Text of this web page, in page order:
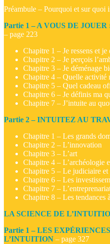
Préambule – Pourquoi et sur quoi
Partie 1 – A VOUS DE
– page 223
Chapitre 1 – Je ressens et je
Chapitre 2 – Je perçois
Chapitre 3 – Je déménage
Chapitre 4 – Quelle activité
Chapitre 5 – Quel cadeau
Chapitre 6 – Je définis ma
Chapitre 7 – J’intuite au
Partie 2 – INTUITEZ AU
Chapitre 1 – Les grands
Chapitre 2 – L’innovation
Chapitre 3 – L’art
Chapitre 4 – L’archéologie
Chapitre 5 – Le judiciaire
Chapitre 6 – Les
Chapitre 7 –
Chapitre 8 – Les tendances
LA SCIENCE DE
Partie 1 – LES
L’INTUITION – page 327